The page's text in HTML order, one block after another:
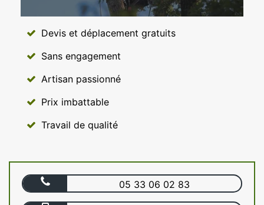
Devis et déplacement gratuits
Sans engagement
Artisan passionné
Prix imbattable
Travail de qualité
05 33 06 02 83